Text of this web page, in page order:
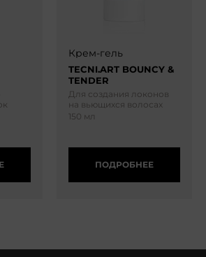
Крем-гель
TECNI.ART BOUNCY &
TENDER
Для создания локонов
на вьющихся волосах
150 мл
ПОДРОБНЕЕ